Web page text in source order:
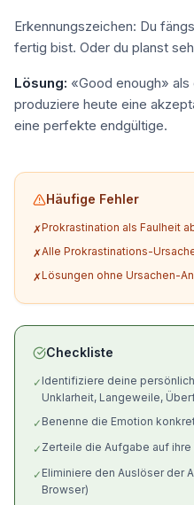
Erkennungszeichen: Du
fertig bist. Oder du planst
Lösung: «Good enough»
produziere heute eine
eine perfekte endgültige.
Häufige Fehler
✗Prokrastination als Faulheit
✗Alle Prokrastinations-
✗Lösungen ohne Ursachen-
Checkliste
✓ Identifiziere deine
Unklarheit, Langeweile,
✓ Benenne die Emotion
✓ Zerteile die Aufgabe auf
✓ Eliminiere den Auslöser der
Browser)